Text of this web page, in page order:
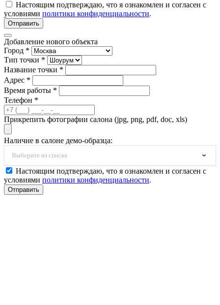
Настоящим подтверждаю, что я ознакомлен и согласен с
условиями политики конфиденциальности.
Отправить
Добавление нового объекта
Город *
Тип точки *
Название точки *
Адрес *
Время работы *
Телефон *
Прикрепить фотографии салона (jpg, png, pdf, doc, xls)
Наличие в салоне демо-образца:
Выберите из списка
Настоящим подтверждаю, что я ознакомлен и согласен с
условиями политики конфиденциальности.
Отправить